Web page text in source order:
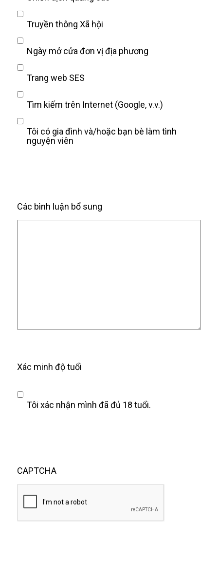
Truyền thông Xã hội
Ngày mở cửa đơn vị địa phương
Trang web SES
Tìm kiếm trên Internet (Google, v.v.)
Tôi có gia đình và/hoặc bạn bè làm tình
nguyện viên
Các bình luận bổ sung
Xác minh độ tuổi
Tôi xác nhận mình đã đủ 18 tuổi.
CAPTCHA